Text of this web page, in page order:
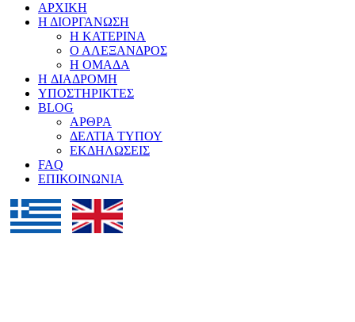
ΑΡΧΙΚΗ
Η ΔΙΟΡΓΑΝΩΣΗ
Η ΚΑΤΕΡΙΝΑ
Ο ΑΛΕΞΑΝΔΡΟΣ
Η ΟΜΑΔΑ
H ΔΙΑΔΡΟΜΗ
ΥΠΟΣΤΗΡΙΚΤΕΣ
BLOG
ΑΡΘΡΑ
ΔΕΛΤΙΑ ΤΥΠΟΥ
ΕΚΔΗΛΩΣΕΙΣ
FAQ
ΕΠΙΚΟΙΝΩΝΙΑ